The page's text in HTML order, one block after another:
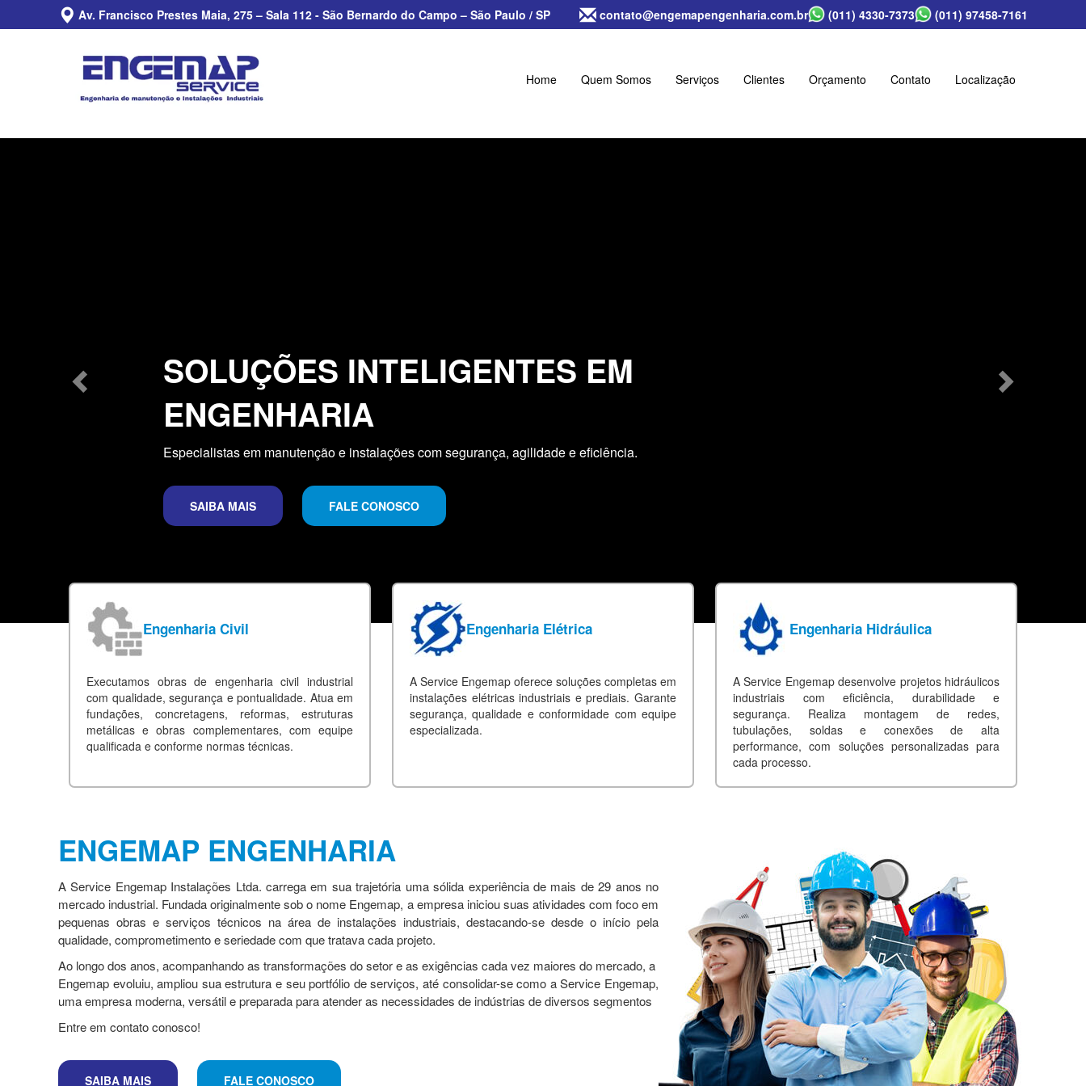
Av. Francisco Prestes Maia, 275 – Sala 112 - São Bernardo do Campo – São Paulo / SP contato@engemapengenharia.com.br (011) 4330-7373 (011) 97458-7161
Home Quem Somos Serviços Clientes Orçamento Contato Localização
SOLUÇÕES INTELIGENTES EM
ENGENHARIA
Especialistas em manutenção e instalações com segurança, agilidade e eficiência.
SAIBA MAIS FALE CONOSCO
Engenharia Civil
Executamos obras de engenharia civil industrial
com qualidade, segurança e pontualidade. Atua em
fundações, concretagens, reformas, estruturas
metálicas e obras complementares, com equipe
qualificada e conforme normas técnicas.
Saiba
Mais
Engenharia Elétrica
A Service Engemap oferece soluções completas em
instalações elétricas industriais e prediais. Garante
segurança, qualidade e conformidade com equipe
especializada.
Engenharia Hidráulica
A Service Engemap desenvolve projetos hidráulicos
industriais com eficiência, durabilidade e
segurança. Realiza montagem de redes,
tubulações, soldas e conexões de alta
performance, com soluções personalizadas para
cada processo.
ENGEMAP ENGENHARIA
A Service Engemap Instalações Ltda. carrega em sua trajetória uma sólida experiência de mais de 29 anos no
mercado industrial. Fundada originalmente sob o nome Engemap, a empresa iniciou suas atividades com foco em
pequenas obras e serviços técnicos na área de instalações industriais, destacando-se desde o início pela
qualidade, comprometimento e seriedade com que tratava cada projeto.
Ao longo dos anos, acompanhando as transformações do setor e as exigências cada vez maiores do mercado, a
Engemap evoluiu, ampliou sua estrutura e seu portfólio de serviços, até consolidar-se como a Service Engemap,
uma empresa moderna, versátil e preparada para atender as necessidades de indústrias de diversos segmentos
Entre em contato conosco!
SAIBA MAIS FALE CONOSCO